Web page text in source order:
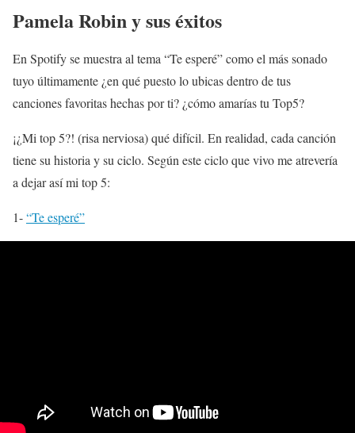
Pamela Robin y sus éxitos
En Spotify se muestra al tema “Te esperé” como el más sonado
tuyo últimamente ¿en qué puesto lo ubicas dentro de tus
canciones favoritas hechas por ti? ¿cómo amarías tu Top5?
¡¿Mi top 5?! (risa nerviosa) qué difícil. En realidad, cada canción
tiene su historia y su ciclo. Según este ciclo que vivo me atrevería
a dejar así mi top 5:
1-“Te esperé”